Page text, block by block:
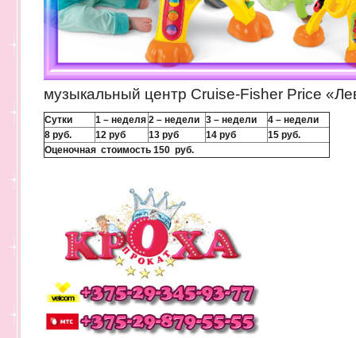
музыкальный центр Cruise-Fisher Price
Сутки 1 – неделя 2 – недели 3 – недели
4 – недели
8 руб.
12 руб 13 руб 14 руб
15 руб.
Оценочная стоимость 150 руб.